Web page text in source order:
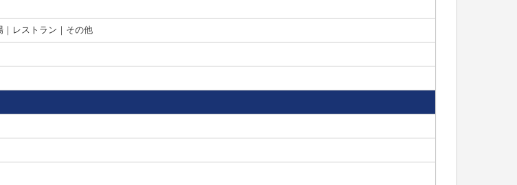
｜レストラン｜その他